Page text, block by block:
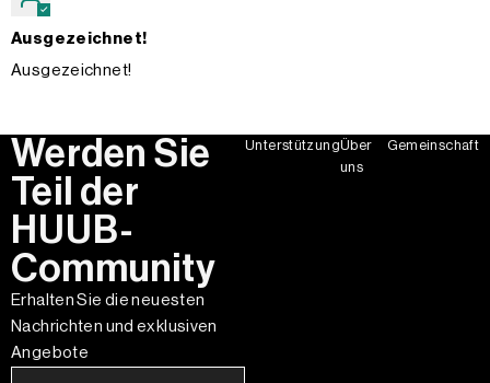
Ausgezeichnet!
Ausgezeichnet!
Werden Sie
Teil der
HUUB-
Community
Erhalten Sie die neuesten
Nachrichten und exklusiven
Angebote
UnterstützungÜber
uns
Gemeinschaft